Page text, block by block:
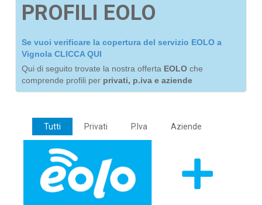
PROFILI EOLO
Se vuoi verificare la copertura del servizio EOLO a
Vignola CLICCA QUI
Qui di seguito trovate la nostra offerta EOLO che
comprende profili per privati, p.iva e aziende
Tutti Privati P.Iva Aziende